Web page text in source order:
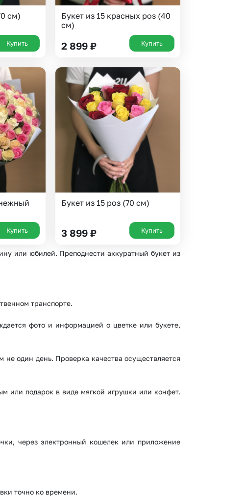
см)
Купить
Букет из 15 красных роз (40
см)
2 899 ₽ Купить
Купить
Букет из 15 роз (70 см)
3 899 ₽ Купить
или юбилей. Преподнести аккуратный букет из
транспорте.
фото и информацией о цветке или букете,
один день. Проверка качества осуществляется
или подарок в виде мягкой игрушки или конфет.
через электронный кошелек или приложение
точно ко времени.